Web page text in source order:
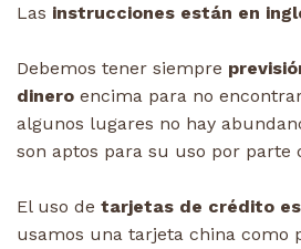
Las instrucciones están en
Debemos tener siempre
dinero encima para no
algunos lugares no hay
son aptos para su uso por parte
El uso de tarjetas de crédito
usamos una tarjeta china como